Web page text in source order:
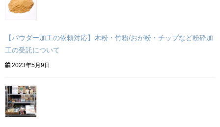
【パウダー加工の依頼対応】木粉・竹粉/おが粉・チップなど粉砕加
工の受託について
2023年5月9日